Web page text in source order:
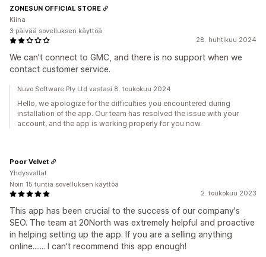
28. huhtikuu 2024
We can’t connect to GMC, and there is no support when we
contact customer service.
ZONESUN OFFICIAL STORE
Kiina
3 päivää sovelluksen käyttöä
Nuvo Software Pty Ltd vastasi 8. toukokuu 2024
Hello, we apologize for the difficulties you encountered during
installation of the app. Our team has resolved the issue with your
account, and the app is working properly for you now.
2. toukokuu 2023
This app has been crucial to the success of our company's
SEO. The team at 20North was extremely helpful and proactive
in helping setting up the app. If you are a selling anything
online....... I can't recommend this app enough!
Poor Velvet
Yhdysvallat
Noin 15 tuntia sovelluksen käyttöä